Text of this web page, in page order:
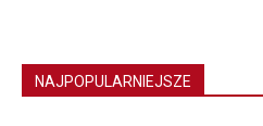
NAJPOPULARNIEJSZE